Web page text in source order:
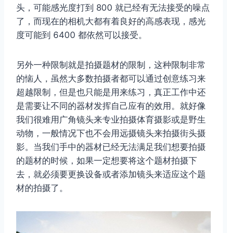
头，可能感光度打到 800 就已经有无法接受的噪点
了，而现在的相机大都有着良好的高感表现，感光
度可能到 6400 都依然可以接受。
另外一种限制就是拍摄题材的限制，这种限制非常
的恼人，虽然大多数拍摄者都可以通过创意练习来
超越限制，但是也只能是用来练习，真正工作中还
是需要让不同的器材发挥自己应有的效用。就好像
我们很难用广角镜头来专业拍摄体育摄影或是野生
动物，一般情况下也不会用远摄镜头来拍摄街头摄
影。当我们手中的器材已经无法满足我们想要拍摄
的题材的时候，如果一定想要将这个题材拍摄下
去，就必须要更换设备或者添加镜头来适应这个题
材的拍摄了。